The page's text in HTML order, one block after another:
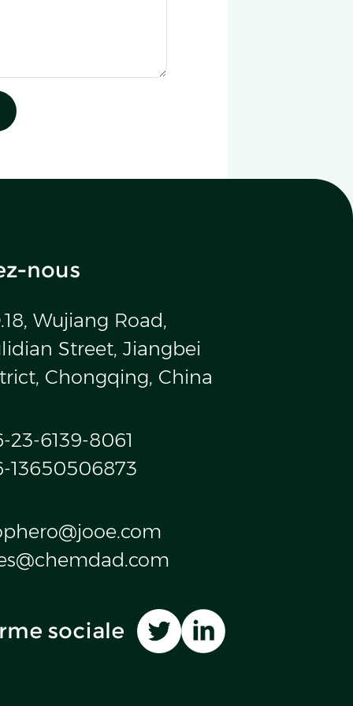
nous
Wujiang Road,
Street, Jiangbei
Chongqing, China
23-6139-8061
13650506873
sociale